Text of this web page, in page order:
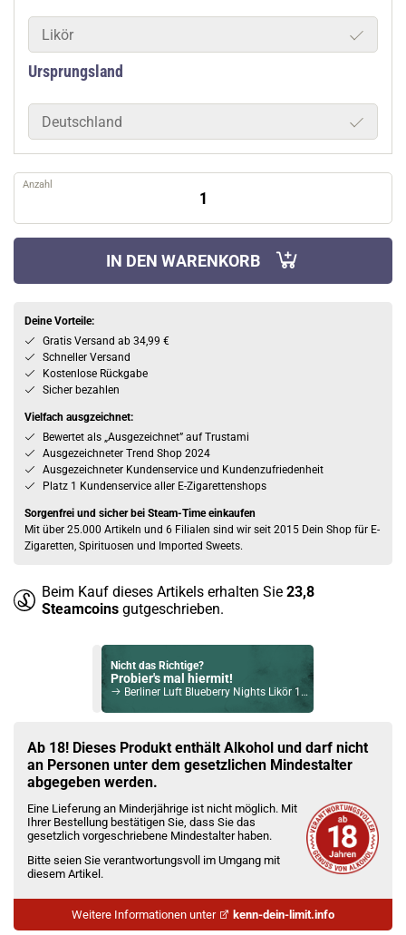
Likör
Ursprungsland
Deutschland
Anzahl
IN DEN WARENKORB
Deine Vorteile:
Gratis Versand ab 34,99 €
Schneller Versand
Kostenlose Rückgabe
Sicher bezahlen
Vielfach ausgzeichnet:
Bewertet als „Ausgezeichnet” auf Trustami
Ausgezeichneter Trend Shop 2024
Ausgezeichneter Kundenservice und Kundenzufriedenheit
Platz 1 Kundenservice aller E-Zigarettenshops
Sorgenfrei und sicher bei Steam-Time einkaufen
Mit über 25.000 Artikeln und 6 Filialen sind wir seit 2015 Dein Shop für E-
Zigaretten, Spirituosen und Imported Sweets.
Beim Kauf dieses Artikels erhalten Sie 23,8
Steamcoins gutgeschrieben.
Nicht das Richtige?
Probier's mal hiermit!
Berliner Luft Blueberry Nights Likör 18% Vol. 700ml
Check das mal!
Maison Routin 1883 Orange Sirup 1000ml
Du willst Kröten sparen?
Schau mal hier!
Dovpo Ayce Pro Pod System Kit Pink
Ab 18! Dieses Produkt enthält Alkohol und darf nicht
an Personen unter dem gesetzlichen Mindestalter
abgegeben werden.
Eine Lieferung an Minderjährige ist nicht möglich. Mit
Ihrer Bestellung bestätigen Sie, dass Sie das
gesetzlich vorgeschriebene Mindestalter haben.
Bitte seien Sie verantwortungsvoll im Umgang mit
diesem Artikel.
Weitere Informationen unter kenn-dein-limit.info